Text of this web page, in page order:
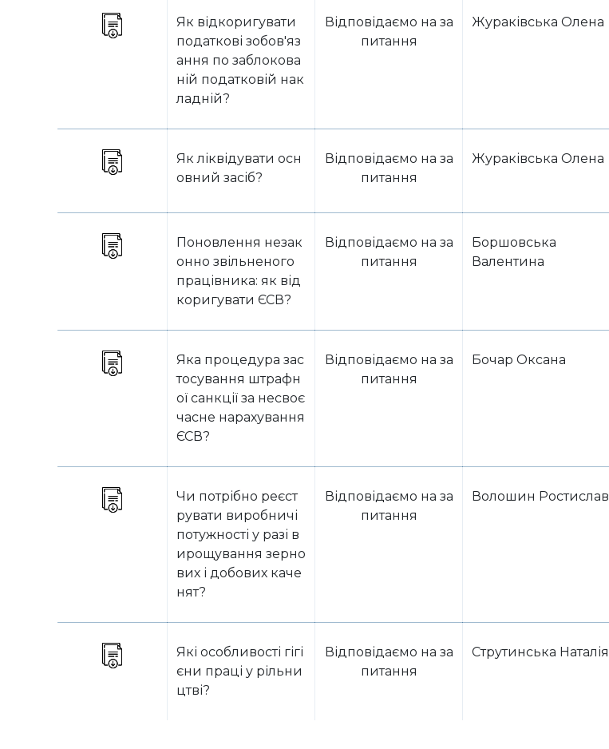
Як відкоригувати
податкові зобов'яз
ання по заблокова
ній податковій нак
ладній?
Відповідаємо на за
питання
Жураківська Олена
Як ліквідувати осн
овний засіб?
Відповідаємо на за
питання
Жураківська Олена
Поновлення незак
онно звільненого
працівника: як від
коригувати ЄСВ?
Відповідаємо на за
питання
Боршовська
Валентина
Яка процедура зас
тосування штрафн
ої санкції за несвоє
часне нарахування
ЄСВ?
Відповідаємо на за
питання
Бочар Оксана
Чи потрібно реєст
рувати виробничі
потужності у разі в
ирощування зерно
вих і добових каче
нят?
Відповідаємо на за
питання
Волошин Ростислав
Які особливості гігі
єни праці у рільни
цтві?
Відповідаємо на за
питання
Струтинська Наталія